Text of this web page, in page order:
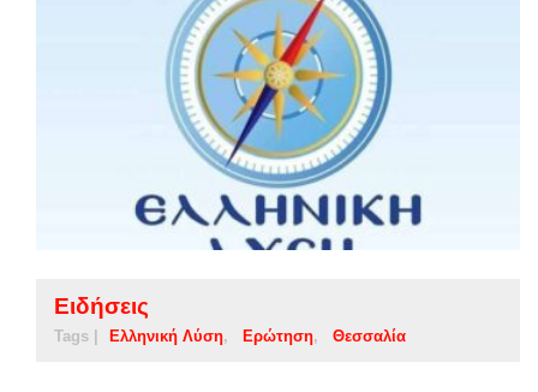
Ειδήσεις
Tags | Ελληνική Λύση Ερώτηση Θεσσαλία